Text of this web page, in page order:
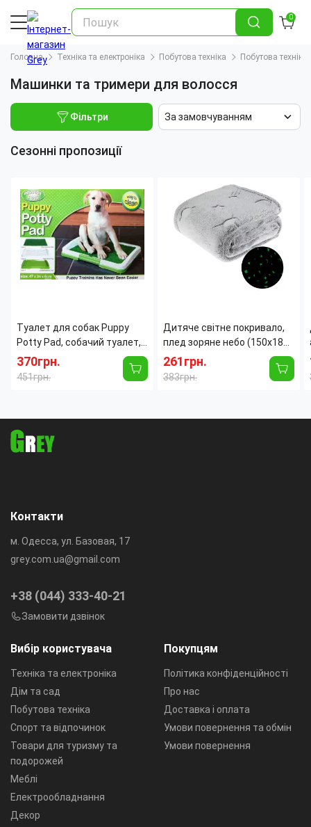
0
Головна Техніка та електроніка Побутова техніка Побутова
Машинки та тримери для волосся
Фільтри За замовчуванням
Сезонні пропозиції
Туалет для собак Puppy
Potty Pad, собачий туалет,
лоток для собак, туалет
для цуценят домашній
туалет для
370грн.
451грн.
Дитяче світне покривало,
плед зоряне небо (150x180
см)
261грн.
383грн.
Вибір користувача
Техніка та електроніка
Дім та сад
Побутова техніка
Спорт та відпочинок
Товари для туризму та
подорожей
Меблі
Електрообладнання
Декор
Покупцям
Політика конфіденційності
Про нас
Доставка і оплата
Умови повернення та обмін
Умови повернення
Контакти
м. Одесса, ул. Базовая, 17
grey.com.ua@gmail.com
+38 (044) 333-40-21
Замовити дзвінок